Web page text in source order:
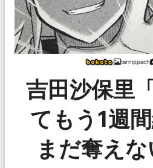
tarnippach
吉田沙保里
てもう1週
まだ奪えな